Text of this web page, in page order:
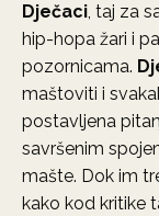
Dječaci, taj za
hip-hopa žari i
pozornicama.
maštoviti i
postavljena
savršenim
mašte. Dok im
kako kod kritike